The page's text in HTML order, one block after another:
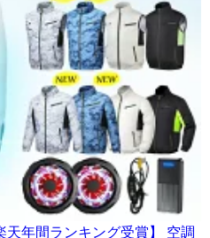
天年間ランキング受賞】 空調